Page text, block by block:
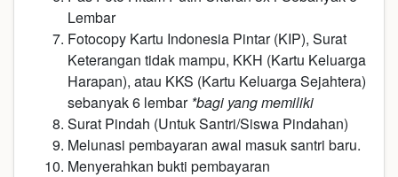
Lembar
Fotocopy Kartu Indonesia Pintar (KIP), Surat
Keterangan tidak mampu, KKH (Kartu Keluarga
Harapan), atau KKS (Kartu Keluarga Sejahtera)
sebanyak 6 lembar *bagi yang memiliki
Surat Pindah (Untuk Santri/Siswa Pindahan)
Melunasi pembayaran awal masuk santri baru.
Menyerahkan bukti pembayaran